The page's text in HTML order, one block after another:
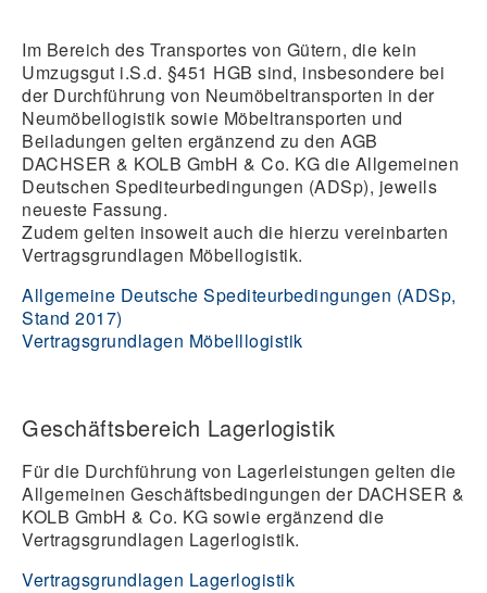
Im Bereich des Transportes von Gütern, die kein
Umzugsgut i.S.d. §451 HGB sind, insbesondere bei
der Durchführung von Neumöbeltransporten in der
Neumöbellogistik sowie Möbeltransporten und
Beiladungen gelten ergänzend zu den AGB
DACHSER & KOLB GmbH & Co. KG die Allgemeinen
Deutschen Spediteurbedingungen (ADSp), jeweils
neueste Fassung.
Zudem gelten insoweit auch die hierzu vereinbarten
Vertragsgrundlagen Möbellogistik.
Allgemeine Deutsche Spediteurbedingungen (ADSp,
Stand 2017)
Vertragsgrundlagen Möbelllogistik
Geschäftsbereich Lagerlogistik
Für die Durchführung von Lagerleistungen gelten die
Allgemeinen Geschäftsbedingungen der DACHSER &
KOLB GmbH & Co. KG sowie ergänzend die
Vertragsgrundlagen Lagerlogistik.
Vertragsgrundlagen Lagerlogistik